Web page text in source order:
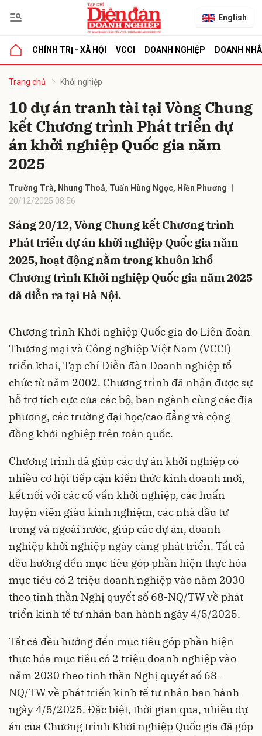
English
CHÍNH TRỊ - XÃ HỘI VCCI DOANH NGHIỆP DOANH
Trang chủ Khởi nghiệp
10 dự án tranh tài tại Vòng Chung
kết Chương trình Phát triển dự
án khởi nghiệp Quốc gia năm
2025
Trường Trà, Nhung Thoả, Tuấn Hùng Ngọc, Hiền Phương
20/12/2025 08:56
Sáng 20/12, Vòng Chung kết Chương trình
Phát triển dự án khởi nghiệp Quốc gia năm
2025, hoạt động nằm trong khuôn khổ
Chương trình Khởi nghiệp Quốc gia năm 2025
đã diễn ra tại Hà Nội.
Chương trình Khởi nghiệp Quốc gia do Liên đoàn
Thương mại và Công nghiệp Việt Nam (VCCI)
triển khai, Tạp chí Diễn đàn Doanh nghiệp tổ
chức từ năm 2002. Chương trình đã nhận được sự
hỗ trợ tích cực của các bộ, ban ngành cùng các địa
phương, các trường đại học/cao đẳng và cộng
đồng khởi nghiệp trên toàn quốc.
Chương trình đã giúp các dự án khởi nghiệp có
nhiều cơ hội tiếp cận kiến thức kinh doanh mới,
kết nối với các cố vấn khởi nghiệp, các huấn
luyện viên giàu kinh nghiệm, các nhà đầu tư
trong và ngoài nước, giúp các dự án, doanh
nghiệp khởi nghiệp ngày càng phát triển. Tất cả
đều hướng đến mục tiêu góp phần hiện thực hóa
mục tiêu có 2 triệu doanh nghiệp vào năm 2030
theo tinh thần Nghị quyết số 68-NQ/TW về phát
triển kinh tế tư nhân ban hành ngày 4/5/2025.
Tất cả đều hướng đến mục tiêu góp phần hiện
thực hóa mục tiêu có 2 triệu doanh nghiệp vào
năm 2030 theo tinh thần Nghị quyết số 68-
NQ/TW về phát triển kinh tế tư nhân ban hành
ngày 4/5/2025. Đặc biệt, thời gian qua, nhiều dự
án của Chương trình Khởi nghiệp Quốc gia đã góp
luận